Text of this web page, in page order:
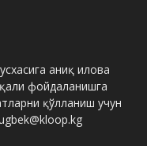
аниқ илова
фойдаланишга
қўлланиш учун